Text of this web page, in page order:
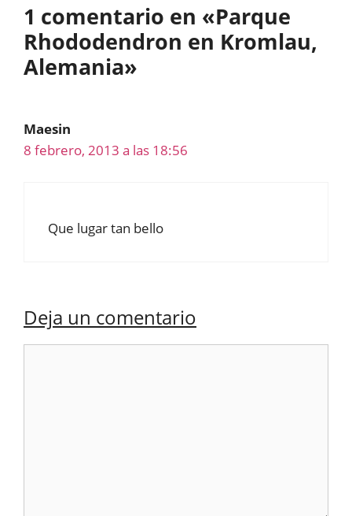
1 comentario en «Parque
Rhododendron en Kromlau,
Alemania»
Maesin
8 febrero, 2013 a las 18:56
Que lugar tan bello
Deja un comentario